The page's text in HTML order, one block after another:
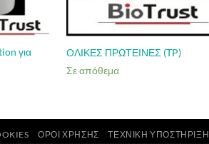
για
ΟΛΙΚΕΣ ΠΡΩΤΕΙΝΕΣ (TP)
Σε απόθεμα
ΌΡΟΙ ΧΡΉΣΗΣ ΤΕΧΝΙΚΉ ΥΠΟΣΤΉΡΙΞΗ